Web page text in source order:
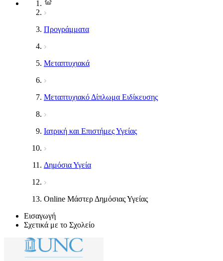
Προγράμματα
Μεταπτυχιακά
Μεταπτυχιακό Δίπλωμα Ειδίκευσης
Ιατρική και Επιστήμες Υγείας
Δημόσια Υγεία
Online Μάστερ Δημόσιας Υγείας
Εισαγωγή
Σχετικά με το Σχολείο